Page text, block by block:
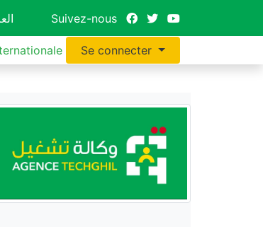
Suivez-nous
Se connecter